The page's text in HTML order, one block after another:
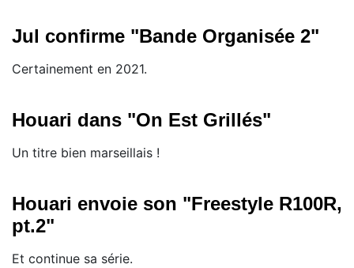
Jul confirme "Bande Organisée 2"
Certainement en 2021.
Houari dans "On Est Grillés"
Un titre bien marseillais !
Houari envoie son "Freestyle R100R,
pt.2"
Et continue sa série.